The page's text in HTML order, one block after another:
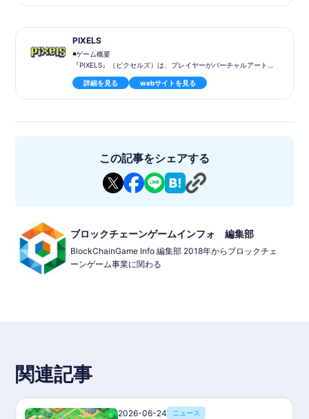
ーム、クエストなどのコンテンツで構成されています。
またDeFi（分散型金融）の仕組みをゲームとリンクする（GameF
i）などブロックチェーンゲームとして最先端の取り組みにチャレ
os-latest.zip
PIXELS
◾️ゲーム概要
『PIXELS』（ピクセルズ）は、プレイヤーがバーチャルアートを
ピクセル単位で生成し、NFTとして市場で売買できるプラットフ
ォームです。また、エネルギー管理やギルドシステムを通じて、
他のプレイヤーと協力または競争しながら、土地をカスタマイズ
登録・売買します。クエストの遂行やスキルの習得がゲーム内で
進行し、コミュニティとの連携も促されます。
◾️基本情報
・ゲームタイトル: PIXELS
・ジャンル: アート創造 & NFTマーケットプレイス
・対応デバイス: ウェブブラウザ
詳細を見る webサイトを見る
この記事をシェアする
ブロックチェーンゲームインフォ 編集部
BlockChainGame Info 編集部 2018年からブロックチェ
ーンゲーム事業に関わる
関連記事
2026-06-24 ニュース